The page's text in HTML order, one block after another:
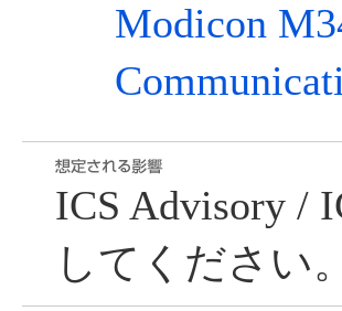
Modicon
ICS Advisory /
してください。